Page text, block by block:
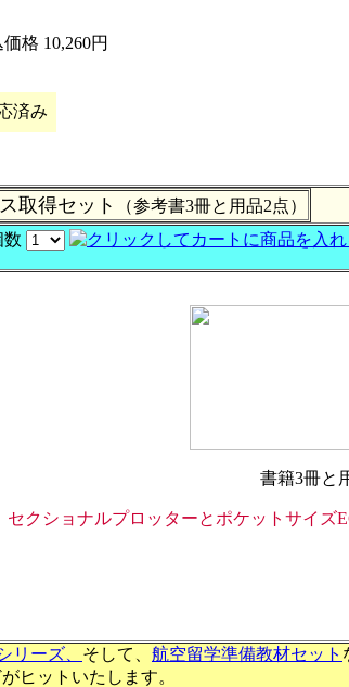
格 10,260円
済み
取得セット
（参考書3冊と用品2点）
数
書籍3冊と
セクショナルプロッターとポケットサイズ
リーズ、 そして、 航空留学準備教材セット
ヒットいたします。